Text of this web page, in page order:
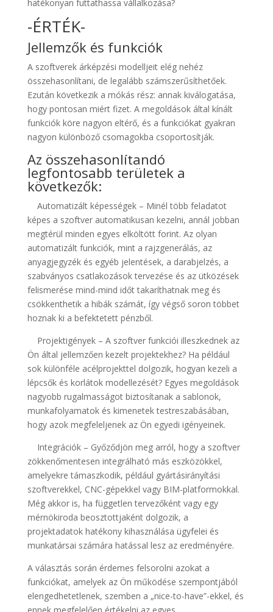
hatékonyan futtathassa vállalkozása?
-ÉRTÉK-
Jellemzők és funkciók
A szoftverek árképzési modelljeit elég nehéz
összehasonlítani, de legalább számszerűsíthetőek.
Ezután következik a mókás rész: annak kiválogatása,
hogy pontosan miért fizet. A megoldások által kínált
funkciók köre nagyon eltérő, és a funkciókat gyakran
nagyon különböző csomagokba csoportosítják.
Az összehasonlítandó
legfontosabb területek a
következők:
Automatizált képességek – Minél több feladatot
képes a szoftver automatikusan kezelni, annál jobban
megtérül minden egyes elköltött forint. Az olyan
automatizált funkciók, mint a rajzgenerálás, az
anyagjegyzék és egyéb jelentések, a darabjelzés, a
szabványos csatlakozások tervezése és az ütközések
felismerése mind-mind időt takaríthatnak meg és
csökkenthetik a hibák számát, így végső soron többet
hoznak ki a befektetett pénzből.
Projektigények – A szoftver funkciói illeszkednek az
Ön által jellemzően kezelt projektekhez? Ha például
sok különféle acélprojekttel dolgozik, hogyan kezeli a
lépcsők és korlátok modellezését? Egyes megoldások
nagyobb rugalmasságot biztosítanak a sablonok,
munkafolyamatok és kimenetek testreszabásában,
hogy azok megfeleljenek az Ön egyedi igényeinek.
Integrációk – Győződjön meg arról, hogy a szoftver
zökkenőmentesen integrálható más eszközökkel,
amelyekre támaszkodik, például gyártásirányítási
szoftverekkel, CNC-gépekkel vagy BIM-platformokkal.
Még akkor is, ha független tervezőként vagy egy
mérnökiroda beosztottjaként dolgozik, a
projektadatok hatékony kihasználása ügyfelei és
munkatársai számára hatással lesz az eredményére.
A választás során érdemes felsorolni azokat a
funkciókat, amelyek az Ön működése szempontjából
elengedhetetlenek, szemben a „nice-to-have”-ekkel, és